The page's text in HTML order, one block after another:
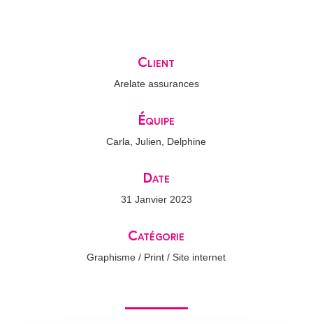
Client
Arelate assurances
Équipe
Carla, Julien, Delphine
Date
31 Janvier 2023
Catégorie
Graphisme / Print / Site internet